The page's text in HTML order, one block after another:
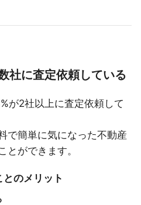
社に査定依頼している
が2社以上に査定依頼して
で簡単に気になった不動産
とができます。
のメリット